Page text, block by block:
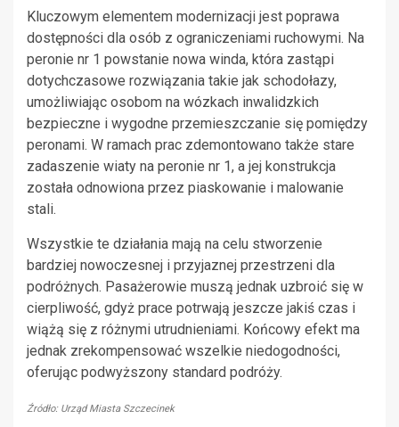
Kluczowym elementem modernizacji jest poprawa
dostępności dla osób z ograniczeniami ruchowymi. Na
peronie nr 1 powstanie nowa winda, która zastąpi
dotychczasowe rozwiązania takie jak schodołazy,
umożliwiając osobom na wózkach inwalidzkich
bezpieczne i wygodne przemieszczanie się pomiędzy
peronami. W ramach prac zdemontowano także stare
zadaszenie wiaty na peronie nr 1, a jej konstrukcja
została odnowiona przez piaskowanie i malowanie
stali.
Wszystkie te działania mają na celu stworzenie
bardziej nowoczesnej i przyjaznej przestrzeni dla
podróżnych. Pasażerowie muszą jednak uzbroić się w
cierpliwość, gdyż prace potrwają jeszcze jakiś czas i
wiążą się z różnymi utrudnieniami. Końcowy efekt ma
jednak zrekompensować wszelkie niedogodności,
oferując podwyższony standard podróży.
Źródło: Urząd Miasta Szczecinek